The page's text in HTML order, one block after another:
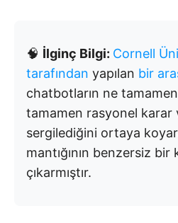
🧠 İlginç Bilgi: Cornell
tarafından yapılan bir
chatbotların ne
tamamen rasyonel karar
sergilediğini ortaya
mantığının benzersiz bir
çıkarmıştır.